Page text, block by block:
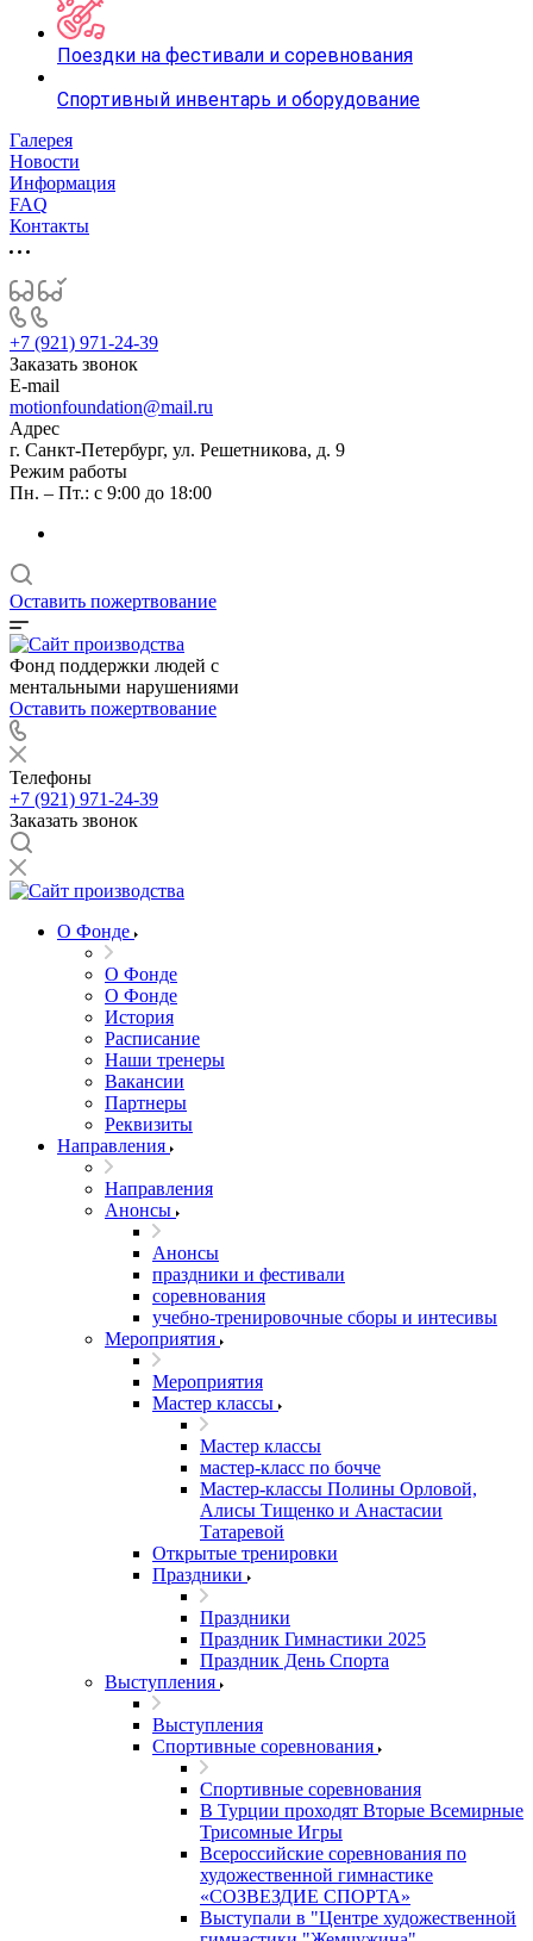
Поездки на фестивали и соревнования
Спортивный инвентарь и оборудование
Галерея
Новости
Информация
FAQ
Контакты
+7 (921) 971-24-39
Заказать звонок
E-mail
motionfoundation@mail.ru
Адрес
г. Санкт-Петербург, ул. Решетникова, д. 9
Режим работы
Пн. – Пт.: с 9:00 до 18:00
Оставить пожертвование
Фонд поддержки людей с
ментальными нарушениями
Оставить пожертвование
Телефоны
+7 (921) 971-24-39
Заказать звонок
О Фонде
О Фонде
О Фонде
История
Расписание
Наши тренеры
Вакансии
Партнеры
Реквизиты
Направления
Направления
Анонсы
Анонсы
праздники и фестивали
соревнования
учебно-тренировочные сборы и интесивы
Мероприятия
Мероприятия
Мастер классы
Мастер классы
мастер-класс по бочче
Мастер-классы Полины Орловой,
Алисы Тищенко и Анастасии
Татаревой
Открытые тренировки
Праздники
Праздники
Праздник Гимнастики 2025
Праздник День Спорта
Выступления
Выступления
Спортивные соревнования
Спортивные соревнования
В Турции проходят Вторые Всемирные
Трисомные Игры
Всероссийские соревнования по
художественной гимнастике
«СОЗВЕЗДИЕ СПОРТА»
Выступали в "Центре художественной